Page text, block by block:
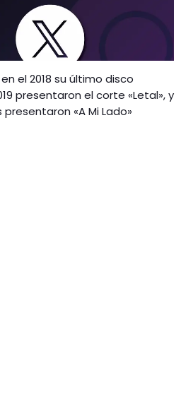
en el 2018 su último disco
presentaron el corte «Letal», y
«A Mi Lado»